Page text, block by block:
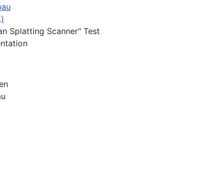
Splatting Scanner" Test